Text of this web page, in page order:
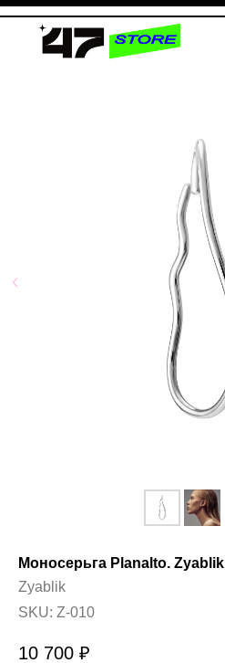
Моносерьга Planalto. Zyablik
Zyablik
SKU: Z-010
10 700 ₽